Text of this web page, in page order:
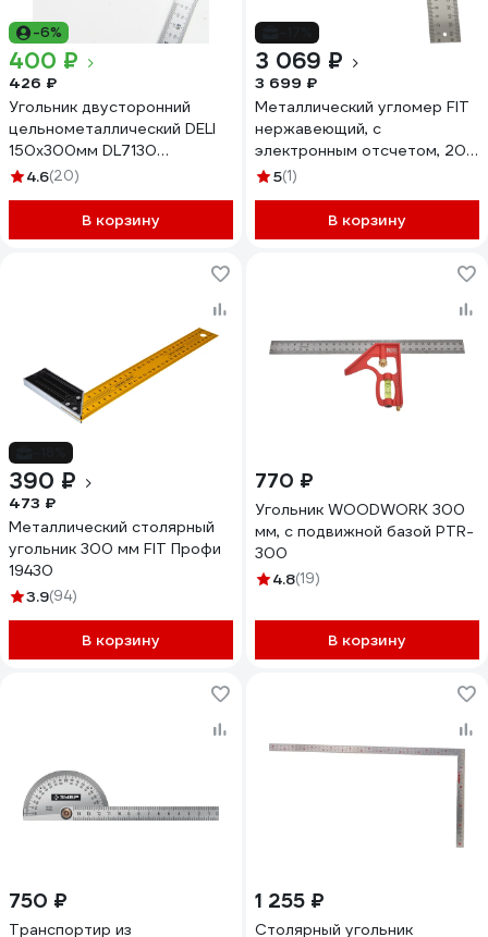
-6%
400 ₽
426 ₽
Угольник двусторонний
цельнометаллический DELI
150х300мм DL7130
нержавеющая сталь 212965
4.6(20)
В корзину
3 069 ₽
3 699 ₽
Металлический угломер FIT
нержавеющий, с
электронным отсчетом, 200
мм 19320
5(1)
В корзину
390 ₽
473 ₽
Металлический столярный
угольник 300 мм FIT Профи
19430
3.9(94)
В корзину
770 ₽
Угольник WOODWORK 300
мм, с подвижной базой PTR-
300
4.8(19)
В корзину
750 ₽
Транспортир из
1 255 ₽
Столярный угольник